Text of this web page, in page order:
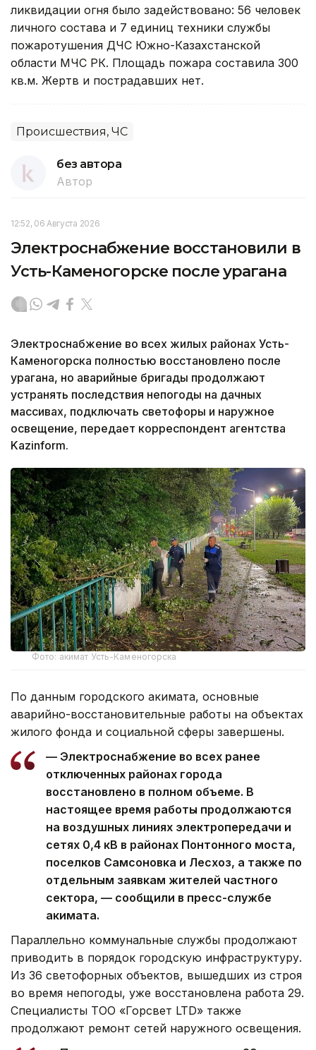
ликвидации огня было задействовано: 56 человек
личного состава и 7 единиц техники службы
пожаротушения ДЧС Южно-Казахстанской
области МЧС РК. Площадь пожара составила 300
кв.м. Жертв и пострадавших нет.
Происшествия, ЧС
без автора
Автор
12:52, 06 Августа 2026
Электроснабжение восстановили в
Усть-Каменогорске после урагана
Электроснабжение во всех жилых районах Усть-
Каменогорска полностью восстановлено после
урагана, но аварийные бригады продолжают
устранять последствия непогоды на дачных
массивах, подключать светофоры и наружное
освещение, передает корреспондент агентства
Kazinform.
Фото: акимат Усть-Каменогорска
По данным городского акимата, основные
аварийно-восстановительные работы на объектах
жилого фонда и социальной сферы завершены.
— Электроснабжение во всех ранее
отключенных районах города
восстановлено в полном объеме. В
настоящее время работы продолжаются
на воздушных линиях электропередачи и
сетях 0,4 кВ в районах Понтонного моста,
поселков Самсоновка и Лесхоз, а также по
отдельным заявкам жителей частного
сектора, — сообщили в пресс-службе
акимата.
Параллельно коммунальные службы продолжают
приводить в порядок городскую инфраструктуру.
Из 36 светофорных объектов, вышедших из строя
во время непогоды, уже восстановлена работа 29.
Специалисты ТОО «Горсвет LTD» также
продолжают ремонт сетей наружного освещения.